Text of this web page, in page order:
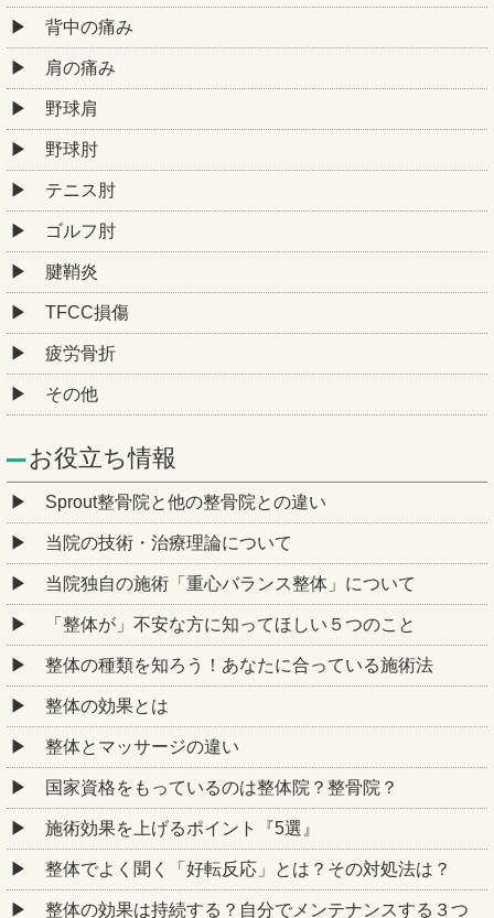
背中の痛み
肩の痛み
野球肩
野球肘
テニス肘
ゴルフ肘
腱鞘炎
TFCC損傷
疲労骨折
その他
お役立ち情報
Sprout整骨院と他の整骨院との違い
当院の技術・治療理論について
当院独自の施術「重心バランス整体」について
「整体が」不安な方に知ってほしい５つのこと
整体の種類を知ろう！あなたに合っている施術法
整体の効果とは
整体とマッサージの違い
国家資格をもっているのは整体院？整骨院？
施術効果を上げるポイント『5選』
整体でよく聞く「好転反応」とは？その対処法は？
整体の効果は持続する？自分でメンテナンスする３つ